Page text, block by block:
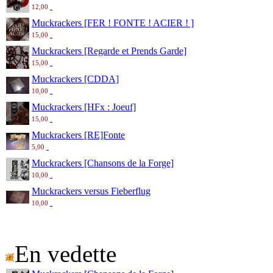
12,00
Muckrackers [FER ! FONTE ! ACIER ! ]
15,00
Muckrackers [Regarde et Prends Garde]
15,00
Muckrackers [CDDA]
10,00
Muckrackers [HFx : Joeuf]
15,00
Muckrackers [RE]Fonte
5,00
Muckrackers [Chansons de la Forge]
10,00
Muckrackers versus Fieberflug
10,00
En vedette